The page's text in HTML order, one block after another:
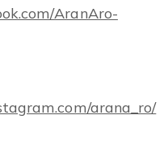
AranAro-
arana_ro/